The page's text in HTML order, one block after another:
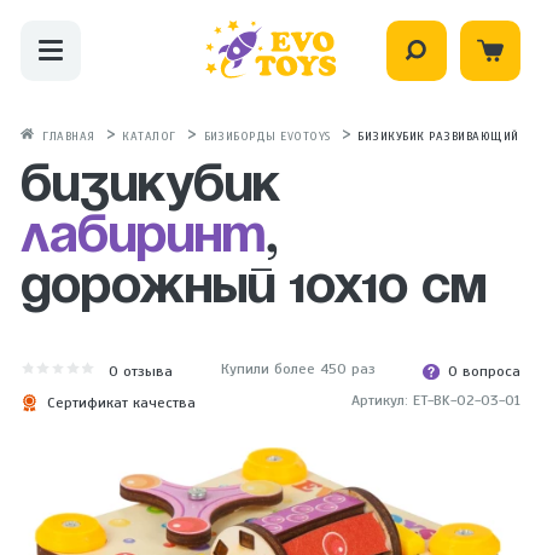
ГЛАВНАЯ КАТАЛОГ БИЗИБОРДЫ EVOTOYS БИЗИКУБИК РАЗВИВАЮЩИЙ
Бизикубик
Лабиринт,
дорожный 10х10 см
0 отзыва Купили более 450 раз
0 вопроса
Сертификат качества
Артикул: ET-BK-02-03-01